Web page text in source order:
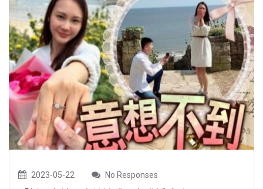
2023-05-22 No Responses